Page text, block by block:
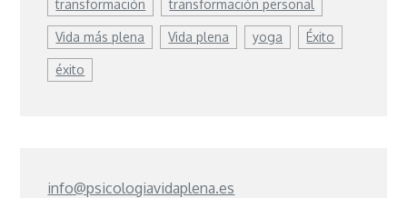
transformación transformación personal
Vida más plena Vida plena yoga Éxito
éxito
info@psicologiavidaplena.es